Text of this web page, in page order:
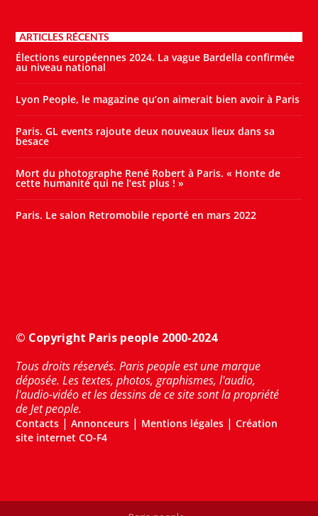
ARTICLES RÉCENTS
Élections européennes 2024. La vague Bardella confirmée
au niveau national
Lyon People, le magazine qu’on aimerait bien avoir à Paris
Paris. GL events rajoute deux nouveaux lieux dans sa
besace
Mort du photographe René Robert à Paris. « Honte de
cette humanité qui ne l’est plus ! »
Paris. Le salon Retromobile reporté en mars 2022
© Copyright Paris people 2000-2024
Tous droits réservés. Paris people est une marque
déposée. Les textes, photos, graphismes, l'audio,
l'audio-vidéo et les dessins de ce site sont la propriété
de Jet people.
Contacts |Annonceurs | Mentions légales |Création
site internet CO-F4